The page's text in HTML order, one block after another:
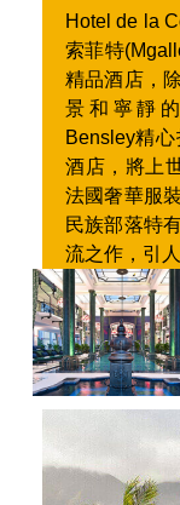
．『時代周
．被譽為「
「渡假天堂
Hotel de la
索菲特
精品酒店，
景和寧靜
Bensley精
酒店，將上
法國奢華服
民族部落特
流之作，引